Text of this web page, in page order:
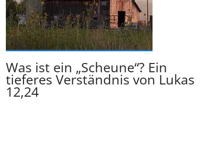
Was ist ein „Scheune“? Ein
tieferes Verständnis von Lukas
12,24